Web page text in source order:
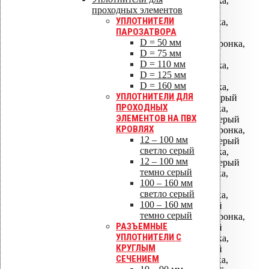
проходных элементов
УПЛОТНИТЕЛИ
ПАРОЗАТВОРА
D = 50 мм
D = 75 мм
D = 110 мм
D = 125 мм
D = 160 мм
УПЛОТНИТЕЛИ ДЛЯ
ПРОХОДНЫХ
ЭЛЕМЕНТОВ НА ПВХ
КРОВЛЯХ
12 – 100 мм
светло серый
12 – 100 мм
темно серый
100 – 160 мм
светло серый
100 – 160 мм
темно серый
РАЗЪЕМНЫЕ
УПЛОТНИТЕЛИ С
КРУГЛЫМ
СЕЧЕНИЕМ
фланец битум
АМ-110 водосточная воронка,
фланец битум
АМ-110/630 водосточная воронка,
фланец битум
АМ-160 водосточная воронка,
фланец битум
АМ-160 водосточная воронка,
фланец Алкорплан темно-серый
АМ-110 водосточная воронка,
фланец Алкорплан светло-серый
АМ-110/630 водосточная воронка,
фланец Алкорплан светло-серый
АМ-160 водосточная воронка,
фланец Алкорплан светло-серый
АМ-110 водосточная воронка,
фланец Алкорплан серый
АМ-110 водосточная воронка,
фланец Протан темно-серый
АМ-110/630 водосточная воронка,
фланец Протан темно-серый
АМ-160 водосточная воронка,
фланец Протан темно-серый
АМ-110 водосточная воронка,